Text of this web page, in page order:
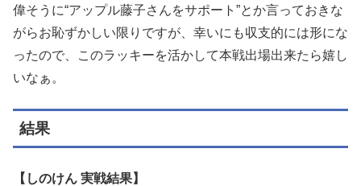
偉そうに“アップル藤子さんをサポート”とか言っておきな
がらお恥ずかしい限りですが、幸いにも収支的には形にな
ったので、このラッキーを活かして本戦出場出来たら嬉し
いなぁ。
結果
【しのけん 実戦結果】